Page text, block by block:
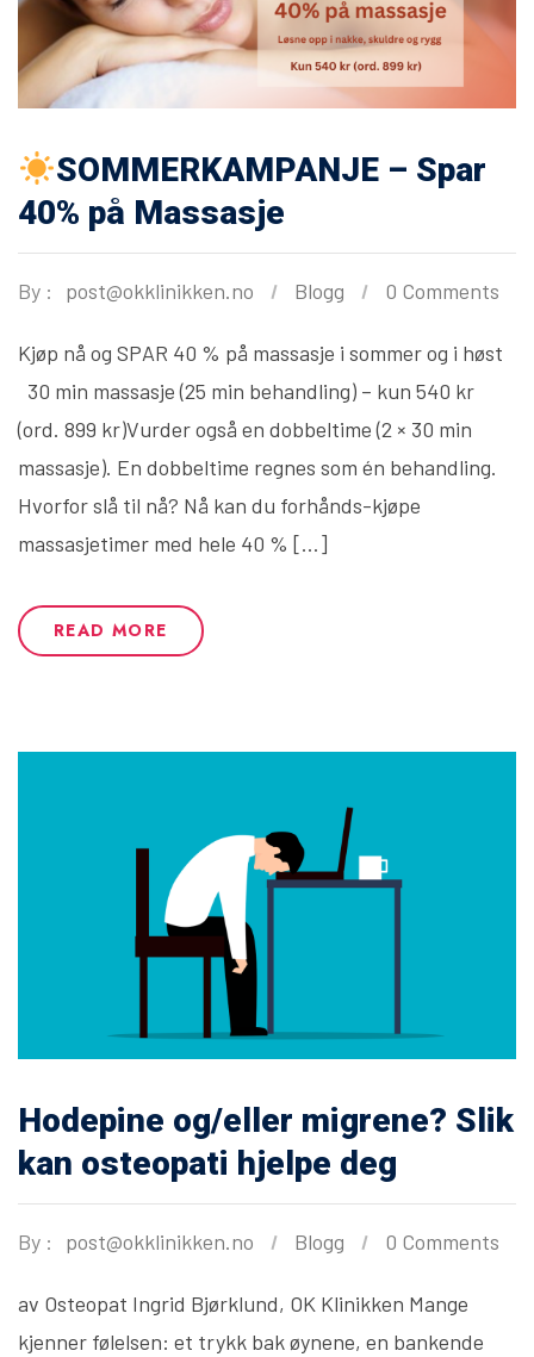
SOMMERKAMPANJE – Spar
40% på Massasje
By : post@okklinikken.no Blogg 0 Comments
Kjøp nå og SPAR 40 % på massasje i sommer og i høst
30 min massasje (25 min behandling) – kun 540 kr
(ord. 899 kr)Vurder også en dobbeltime (2 × 30 min
massasje). En dobbeltime regnes som én behandling.
Hvorfor slå til nå? Nå kan du forhånds-kjøpe
massasjetimer med hele 40 % […]
READ MORE
Hodepine og/eller migrene? Slik
kan osteopati hjelpe deg
By : post@okklinikken.no Blogg 0 Comments
av Osteopat Ingrid Bjørklund, OK Klinikken Mange
kjenner følelsen: et trykk bak øynene, en bankende